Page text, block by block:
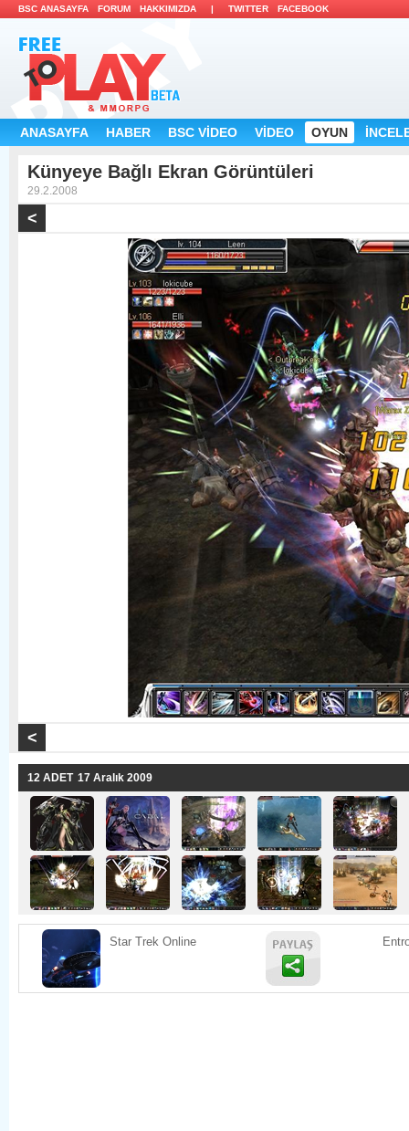
BSC ANASAYFA FORUM HAKKIMIZDA | TWITTER FACEBOOK
ANASAYFA HABER BSC VİDEO VİDEO OYUN
Künyeye Bağlı Ekran Görüntüleri
29.2.2008
<
<
17 Aralık 2009
12 ADET
Star Trek Online